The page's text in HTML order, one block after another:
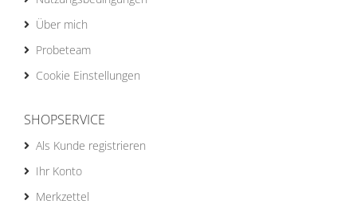
Über mich
Probeteam
Cookie Einstellungen
SHOPSERVICE
Als Kunde registrieren
Ihr Konto
Merkzettel